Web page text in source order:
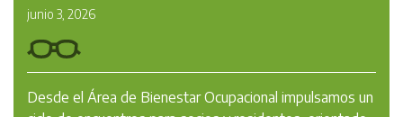
junio 3, 2026
Desde el Área de Bienestar Ocupacional impulsamos un